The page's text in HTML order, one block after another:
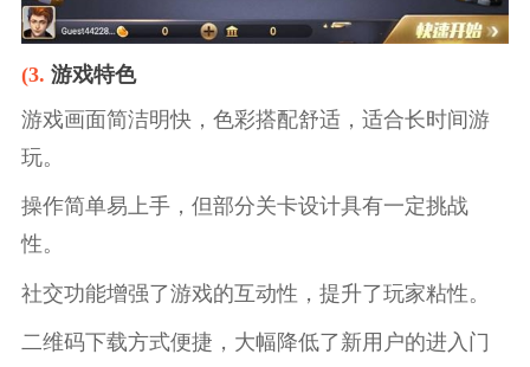
(3. 游戏特色
游戏画面简洁明快，色彩搭配舒适，适合长时间游
玩。
操作简单易上手，但部分关卡设计具有一定挑战
性。
社交功能增强了游戏的互动性，提升了玩家粘性。
二维码下载方式便捷，大幅降低了新用户的进入门